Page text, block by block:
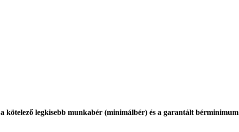
a kötelező legkisebb munkabér (minimálbér) és a garantált bérminimum